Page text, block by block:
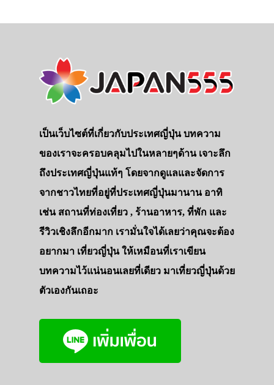
เป็นเว็บไซต์ที่เกี่ยวกับประเทศญี่ปุ่น บทความ
ของเราจะครอบคลุมไปในหลายๆด้าน เจาะลึก
ถึงประเทศญี่ปุ่นแท้ๆ โดยจากดูแลและจัดการ
จากชาวไทยที่อยู่ที่ประเทศญี่ปุ่นมานาน อาทิ
เช่น สถานที่ท่องเที่ยว , ร้านอาหาร, ที่พัก และ
รีวิวเชิงลึกอีกมาก เรามั่นใจได้เลยว่าคุณจะต้อง
อยากมา เที่ยวญี่ปุ่น ให้เหมือนที่เราเขียน
บทความไว้แน่นอนเลยที่เดียว มาเที่ยวญี่ปุ่นด้วย
ตัวเองกันเถอะ